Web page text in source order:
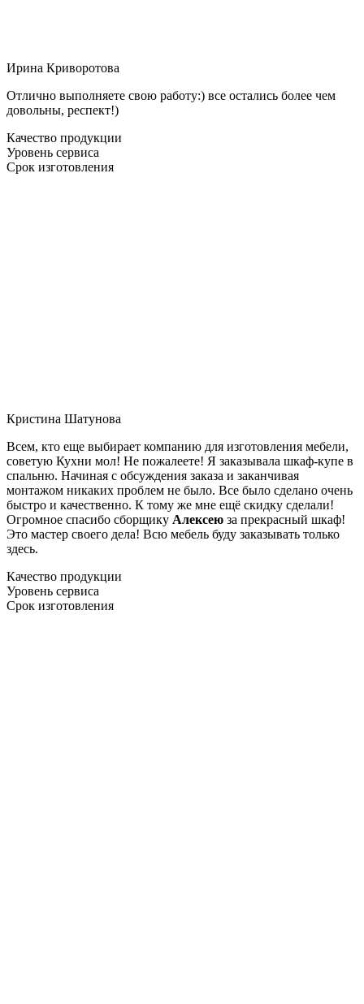
Ирина Криворотова
Отлично выполняете свою работу:) все остались более чем
довольны, респект!)
Качество продукции
Уровень сервиса
Срок изготовления
Кристина Шатунова
Всем, кто еще выбирает компанию для изготовления мебели,
советую Кухни мол! Не пожалеете! Я заказывала шкаф-купе в
спальню. Начиная с обсуждения заказа и заканчивая
монтажом никаких проблем не было. Все было сделано очень
быстро и качественно. К тому же мне ещё скидку сделали!
Огромное спасибо сборщику Алексею за прекрасный шкаф!
Это мастер своего дела! Всю мебель буду заказывать только
здесь.
Качество продукции
Уровень сервиса
Срок изготовления